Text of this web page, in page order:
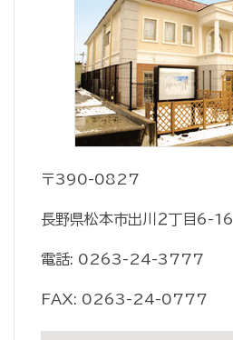
〒390-0827
長野県松本市出川２丁目6-16
電話: 0263-24-3777
FAX: 0263-24-0777